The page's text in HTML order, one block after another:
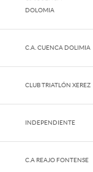
DOLOMIA
C.A. CUENCA DOLIMIA
CLUB TRIATLÓN XEREZ
INDEPENDIENTE
C.A REAJO FONTENSE